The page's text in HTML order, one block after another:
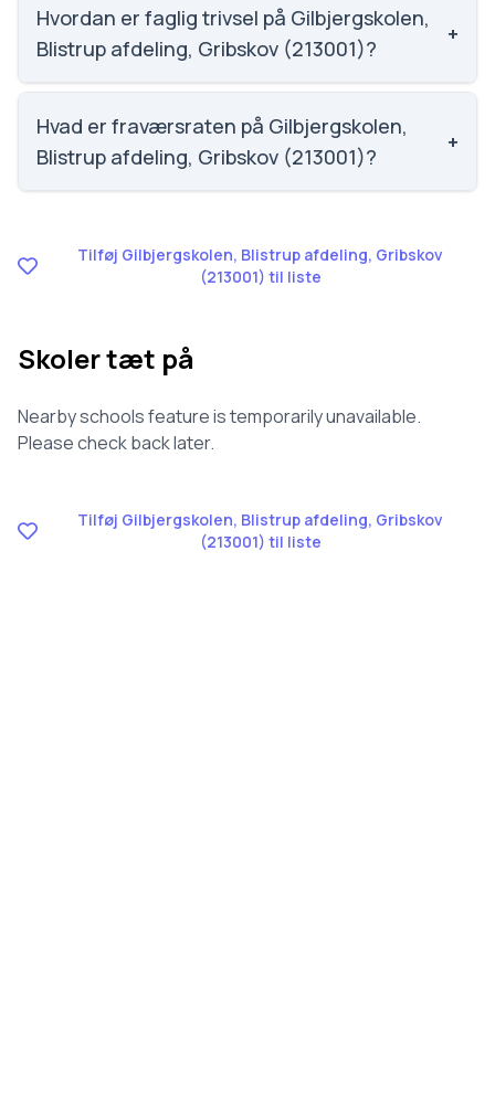
Gribskov (213001) er 3.9 ud af 5, nummer 1019 ud af
3143 skoler. Scoren er baseret på elevernes egne
besvarelser.
Hvordan er faglig trivsel på Gilbjergskolen,
Blistrup afdeling, Gribskov (213001)?
+
Faglig trivsel på Gilbjergskolen, Blistrup afdeling,
Gribskov (213001) er 3.6 ud af 5, nummer 817 ud af
3143 skoler. Scoren er baseret på elevernes egne
besvarelser.
Hvad er fraværsraten på Gilbjergskolen,
Blistrup afdeling, Gribskov (213001)?
+
skoler.Tilføj Gilbjergskolen, Blistrup afdeling, Gribskov
(213001) til liste
Skoler tæt på
Nearby schools feature is temporarily unavailable.
Please check back later.
Tilføj Gilbjergskolen, Blistrup afdeling, Gribskov
(213001) til liste